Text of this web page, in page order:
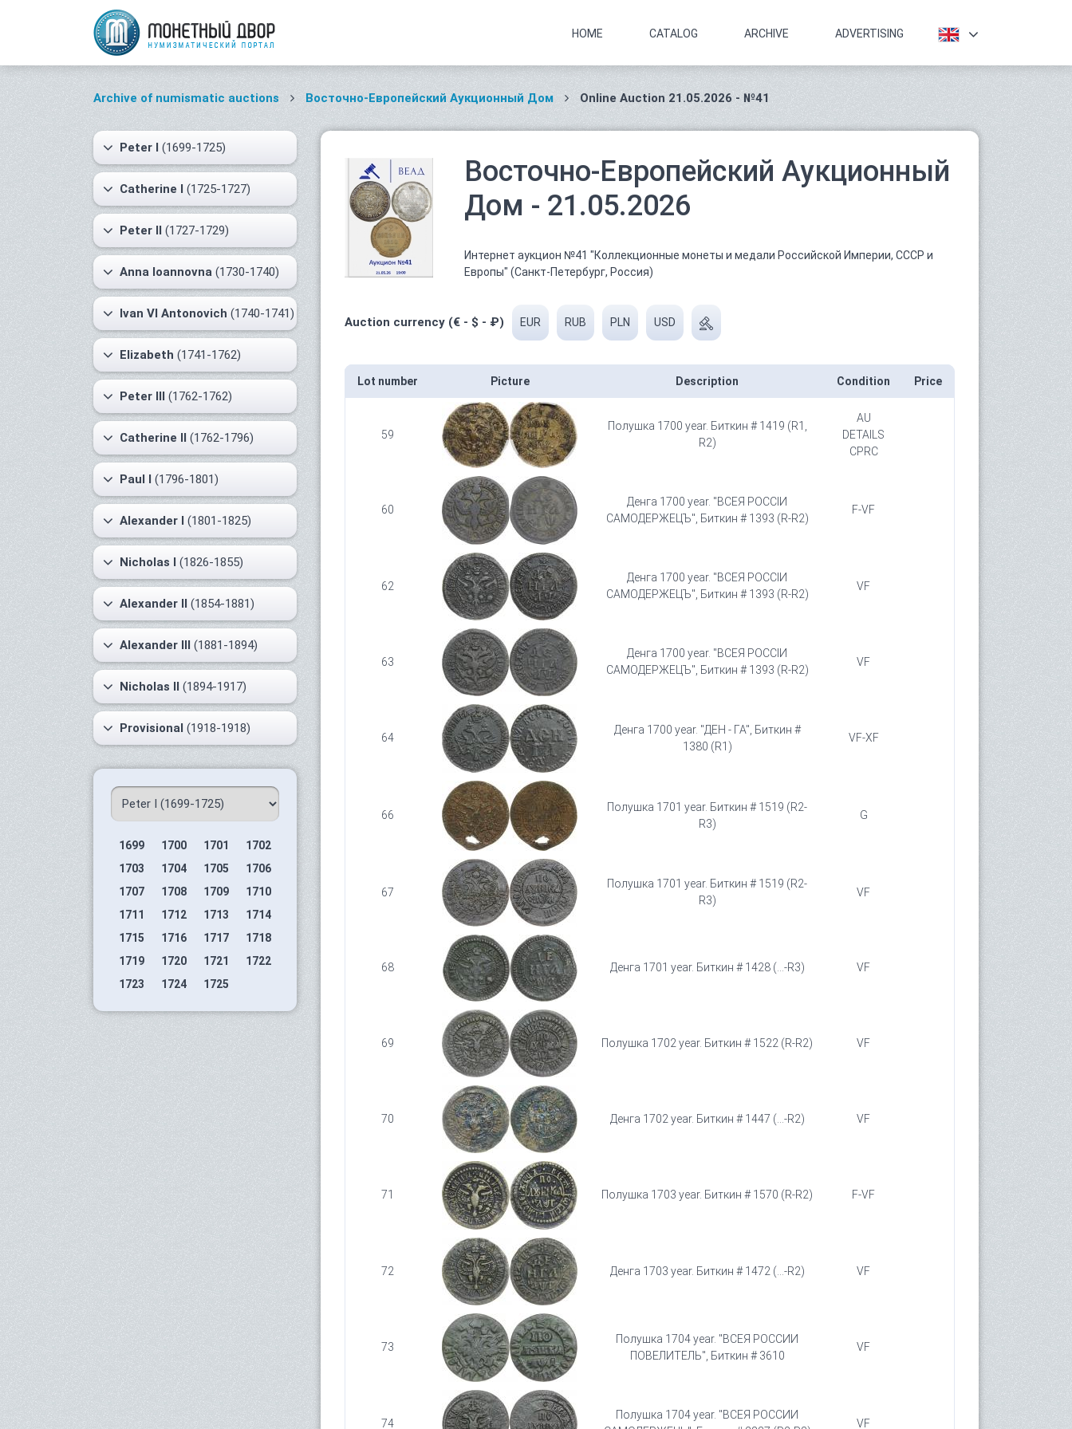
HOME CATALOG ARCHIVE ADVERTISING
Archive of numismatic auctions Восточно-Европейский Аукционный Дом Online Auction 21.05.2026 - №41
Peter I (1699-1725)
Catherine I (1725-1727)
Peter II (1727-1729)
Anna Ioannovna (1730-1740)
Ivan VI Antonovich (1740-1741)
Elizabeth (1741-1762)
Peter III (1762-1762)
Catherine II (1762-1796)
Paul I (1796-1801)
Alexander I (1801-1825)
Nicholas I (1826-1855)
Alexander II (1854-1881)
Alexander III (1881-1894)
Nicholas II (1894-1917)
Provisional (1918-1918)
1699 1700 1701
1702
1703
1704 1705
1706
1707
1708 1709
1710
1711
1712 1713
1714
1715
1716 1717
1718
1719
1720 1721
1722
1723
1724 1725
Восточно-Европейский Аукционный
Дом - 21.05.2026
Интернет аукцион №41 "Коллекционные монеты и медали Российской Империи, СССР и
Европы" (Санкт-Петербург, Россия)
Auction currency (€ - $ - ₽) EUR RUB PLN USD
Lot number Picture Description Condition Price
59
Полушка 1700 year. Биткин # 1419 (R1,
R2)
AU
DETAILS
CPRC
60
Денга 1700 year. "ВСЕЯ РОССIИ
САМОДЕРЖЕЦЪ", Биткин # 1393 (R-R2)
F-VF
62
Денга 1700 year. "ВСЕЯ РОССIИ
САМОДЕРЖЕЦЪ", Биткин # 1393 (R-R2)
VF
63
Денга 1700 year. "ВСЕЯ РОССIИ
САМОДЕРЖЕЦЪ", Биткин # 1393 (R-R2)
VF
64
Денга 1700 year. "ДЕН - ГА", Биткин #
1380 (R1)
VF-XF
66
Полушка 1701 year. Биткин # 1519 (R2-
R3)
G
67
Полушка 1701 year. Биткин # 1519 (R2-
R3)
VF
68 Денга 1701 year. Биткин # 1428 (...-R3) VF
69 Полушка 1702 year. Биткин # 1522 (R-R2) VF
70 Денга 1702 year. Биткин # 1447 (...-R2) VF
71 Полушка 1703 year. Биткин # 1570 (R-R2) F-VF
72 Денга 1703 year. Биткин # 1472 (...-R2) VF
73
Полушка 1704 year. "ВСЕЯ РОССИИ
ПОВЕЛИТЕЛЬ", Биткин # 3610
VF
74
Полушка 1704 year. "ВСЕЯ РОССИИ
VF